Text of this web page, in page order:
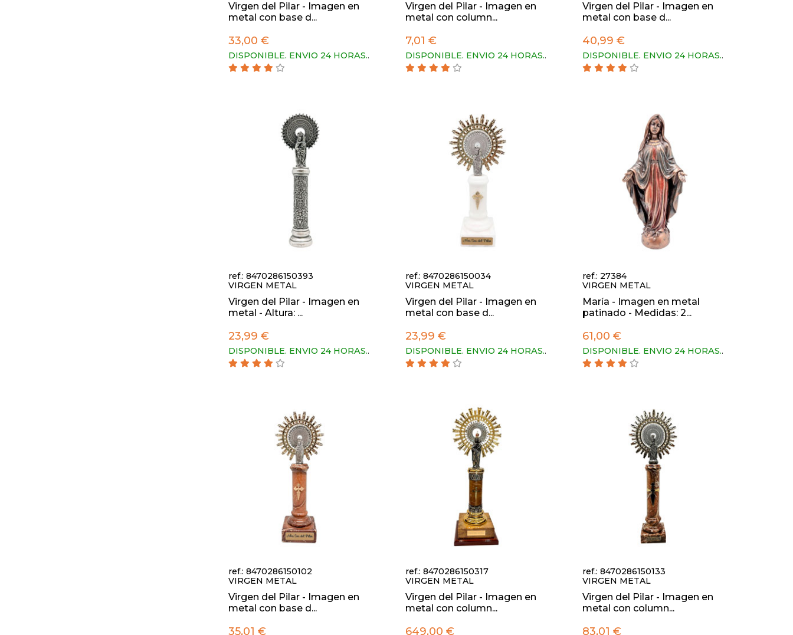
Virgen del Pilar - Imagen en
metal con base d...
33,00 €
DISPONIBLE. ENVIO 24 HORAS..
Virgen del Pilar - Imagen en
metal con column...
7,01 €
DISPONIBLE. ENVIO 24 HORAS..
Virgen del Pilar - Imagen en
metal con base d...
40,99 €
DISPONIBLE. ENVIO 24 HORAS..
ref.: 8470286150393
VIRGEN METAL
Virgen del Pilar - Imagen en
metal - Altura: ...
23,99 €
DISPONIBLE. ENVIO 24 HORAS..
ref.: 8470286150034
VIRGEN METAL
Virgen del Pilar - Imagen en
metal con base d...
23,99 €
DISPONIBLE. ENVIO 24 HORAS..
ref.: 27384
VIRGEN METAL
María - Imagen en metal
patinado - Medidas: 2...
61,00 €
DISPONIBLE. ENVIO 24 HORAS..
ref.: 8470286150102
VIRGEN METAL
Virgen del Pilar - Imagen en
metal con base d...
35,01 €
ref.: 8470286150317
VIRGEN METAL
Virgen del Pilar - Imagen en
metal con column...
649,00 €
ref.: 8470286150133
VIRGEN METAL
Virgen del Pilar - Imagen en
metal con column...
83,01 €